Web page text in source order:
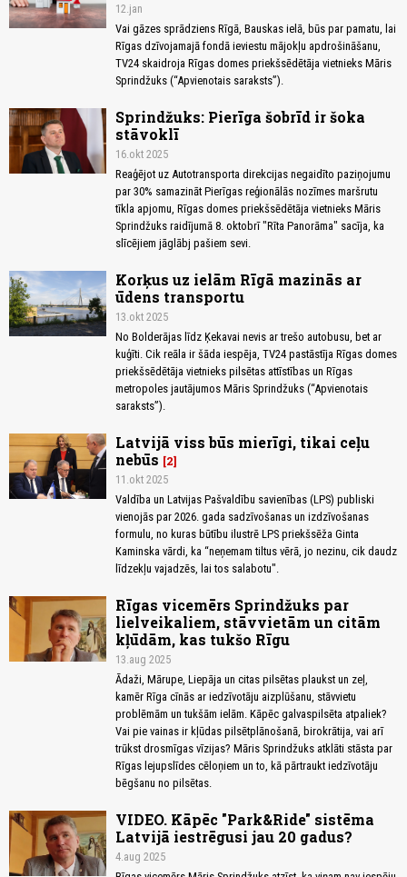
12.jan
Vai gāzes sprādziens Rīgā, Bauskas ielā, būs par pamatu, lai
Rīgas dzīvojamajā fondā ieviestu mājokļu apdrošināšanu,
TV24 skaidroja Rīgas domes priekšsēdētāja vietnieks Māris
Sprindžuks (“Apvienotais saraksts”).
Sprindžuks: Pierīga šobrīd ir šoka
stāvoklī
16.okt 2025
Reaģējot uz Autotransporta direkcijas negaidīto paziņojumu
par 30% samazināt Pierīgas reģionālās nozīmes maršrutu
tīkla apjomu, Rīgas domes priekšsēdētāja vietnieks Māris
Sprindžuks raidījumā 8. oktobrī "Rīta Panorāma" sacīja, ka
slīcējiem jāglābj pašiem sevi.
Korķus uz ielām Rīgā mazinās ar
ūdens transportu
13.okt 2025
No Bolderājas līdz Ķekavai nevis ar trešo autobusu, bet ar
kuģīti. Cik reāla ir šāda iespēja, TV24 pastāstīja Rīgas domes
priekšsēdētāja vietnieks pilsētas attīstības un Rīgas
metropoles jautājumos Māris Sprindžuks (“Apvienotais
saraksts”).
Latvijā viss būs mierīgi, tikai ceļu
nebūs
2
11.okt 2025
Valdība un Latvijas Pašvaldību savienības (LPS) publiski
vienojās par 2026. gada sadzīvošanas un izdzīvošanas
formulu, no kuras būtību ilustrē LPS priekšsēža Ginta
Kaminska vārdi, ka “neņemam tiltus vērā, jo nezinu, cik daudz
līdzekļu vajadzēs, lai tos salabotu".
Rīgas vicemērs Sprindžuks par
lielveikaliem, stāvvietām un citām
kļūdām, kas tukšo Rīgu
13.aug 2025
Ādaži, Mārupe, Liepāja un citas pilsētas plaukst un zeļ,
kamēr Rīga cīnās ar iedzīvotāju aizplūšanu, stāvvietu
problēmām un tukšām ielām. Kāpēc galvaspilsēta atpaliek?
Vai pie vainas ir kļūdas pilsētplānošanā, birokrātija, vai arī
trūkst drosmīgas vīzijas? Māris Sprindžuks atklāti stāsta par
Rīgas lejupslīdes cēloņiem un to, kā pārtraukt iedzīvotāju
bēgšanu no pilsētas.
VIDEO. Kāpēc "Park&Ride" sistēma
Latvijā iestrēgusi jau 20 gadus?
4.aug 2025